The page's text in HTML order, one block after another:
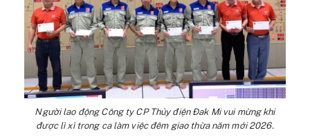
Người lao động Công ty CP Thủy điện Đak Mi vui mừng khi
được lì xì trong ca làm việc đêm giao thừa năm mới 2026.